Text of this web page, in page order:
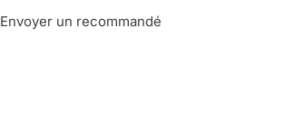
Envoyer un recommandé